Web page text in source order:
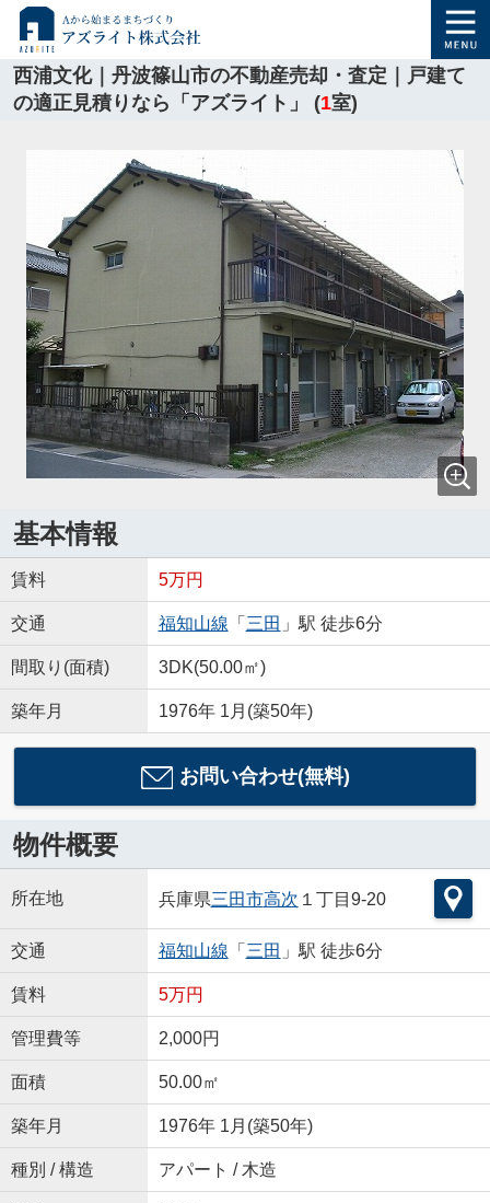
西浦文化｜丹波篠山市の不動産売却・査定｜戸建て
の適正見積りなら「アズライト」 (1室)
基本情報
賃料 5万円
交通 福知山線 「 三田 」駅 徒歩6分
間取り(面積) 3DK(50.00㎡)
築年月 1976年 1月(築50年)
お問い合わせ(無料)
物件概要
所在地 兵庫県三田市高次 １丁目9-20
交通 福知山線 「 三田 」駅 徒歩6分
賃料 5万円
管理費等 2,000円
面積 50.00㎡
築年月 1976年 1月(築50年)
種別 / 構造 アパート / 木造